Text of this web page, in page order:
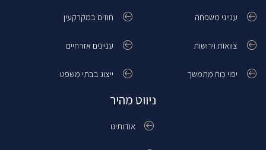
ענייני משפחה
צוואות וירושות
יפוי כוח מתמשך
חוזים במקרקעין
עניינים אזרחיים
ייצוג בבתי משפט
ניווט מהיר
אודותינו